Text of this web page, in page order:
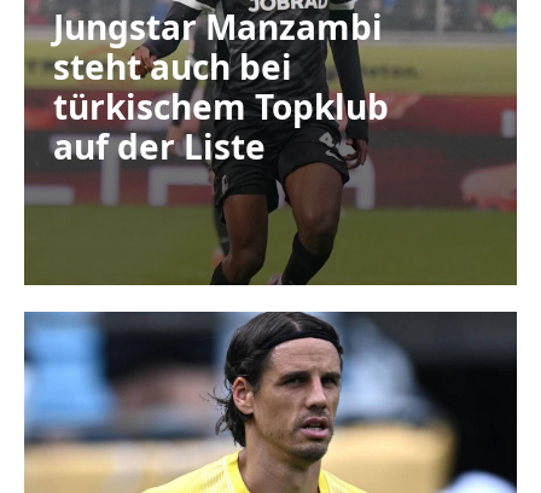
Jungstar Manzambi
steht auch bei
türkischem Topklub
auf der Liste